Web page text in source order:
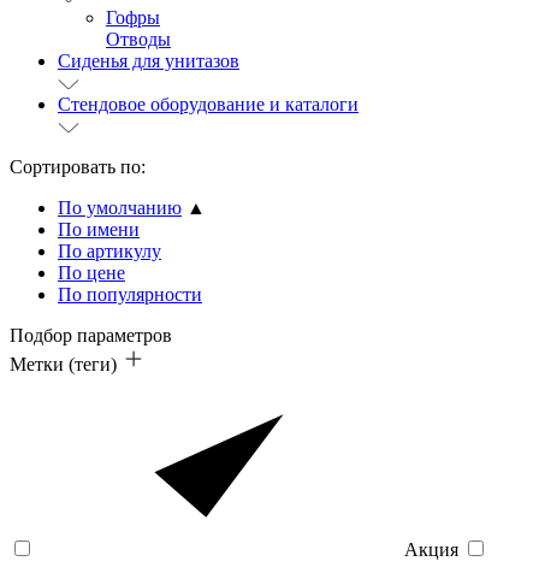
Гофры
Отводы
Сиденья для унитазов
Стендовое оборудование и каталоги
Сортировать по:
По умолчанию ▲
По имени
По артикулу
По цене
По популярности
Подбор параметров
Метки (теги)
Акция